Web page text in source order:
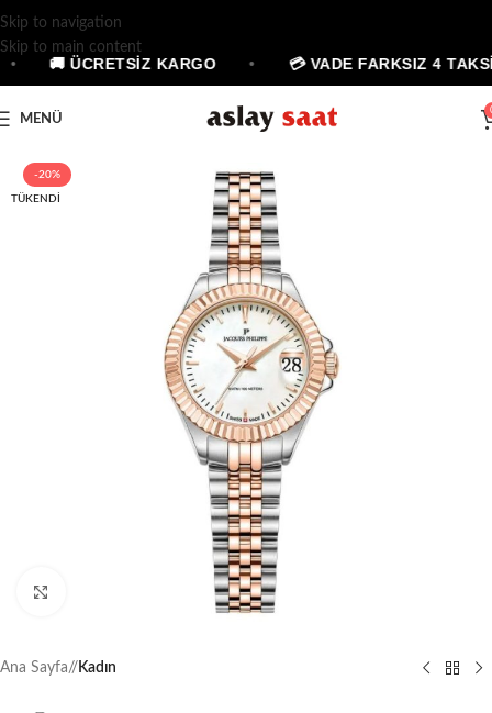
Skip to navigation
Skip to main content
• 🚚 ÜCRETSİZ KARGO • 💳 VADE FARKSIZ 4
MENÜ
-20%
TÜKENDI
Ana Sayfa/ Kadın